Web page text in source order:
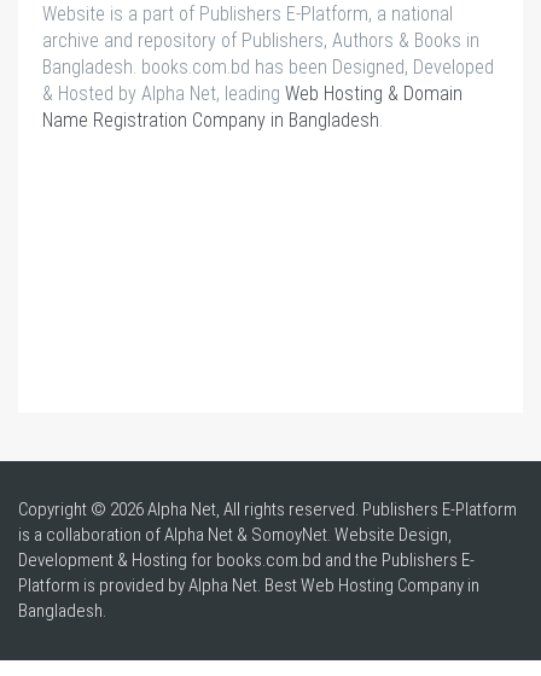
Website is a part of Publishers E-Platform, a national
archive and repository of Publishers, Authors & Books in
Bangladesh. books.com.bd has been Designed, Developed
& Hosted by Alpha Net, leading Web Hosting & Domain
Name Registration Company in Bangladesh
Copyright © 2026 Alpha Net, All rights reserved. Publishers E-Platform
is a collaboration of Alpha Net & SomoyNet. Website Design,
Development & Hosting for books.com.bd and the Publishers E-
Platform is provided by Alpha Net. BestWeb Hosting Company in
Bangladesh.